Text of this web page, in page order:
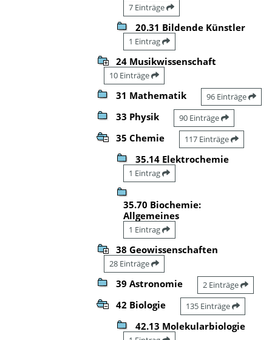
7 Einträge
20.31 Bildende Künstler
1 Eintrag
24 Musikwissenschaft
10 Einträge
31 Mathematik 96 Einträge
33 Physik 90 Einträge
35 Chemie 117 Einträge
35.14 Elektrochemie
1 Eintrag
35.70 Biochemie:
Allgemeines
1 Eintrag
38 Geowissenschaften
28 Einträge
39 Astronomie 2 Einträge
42 Biologie 135 Einträge
42.13 Molekularbiologie